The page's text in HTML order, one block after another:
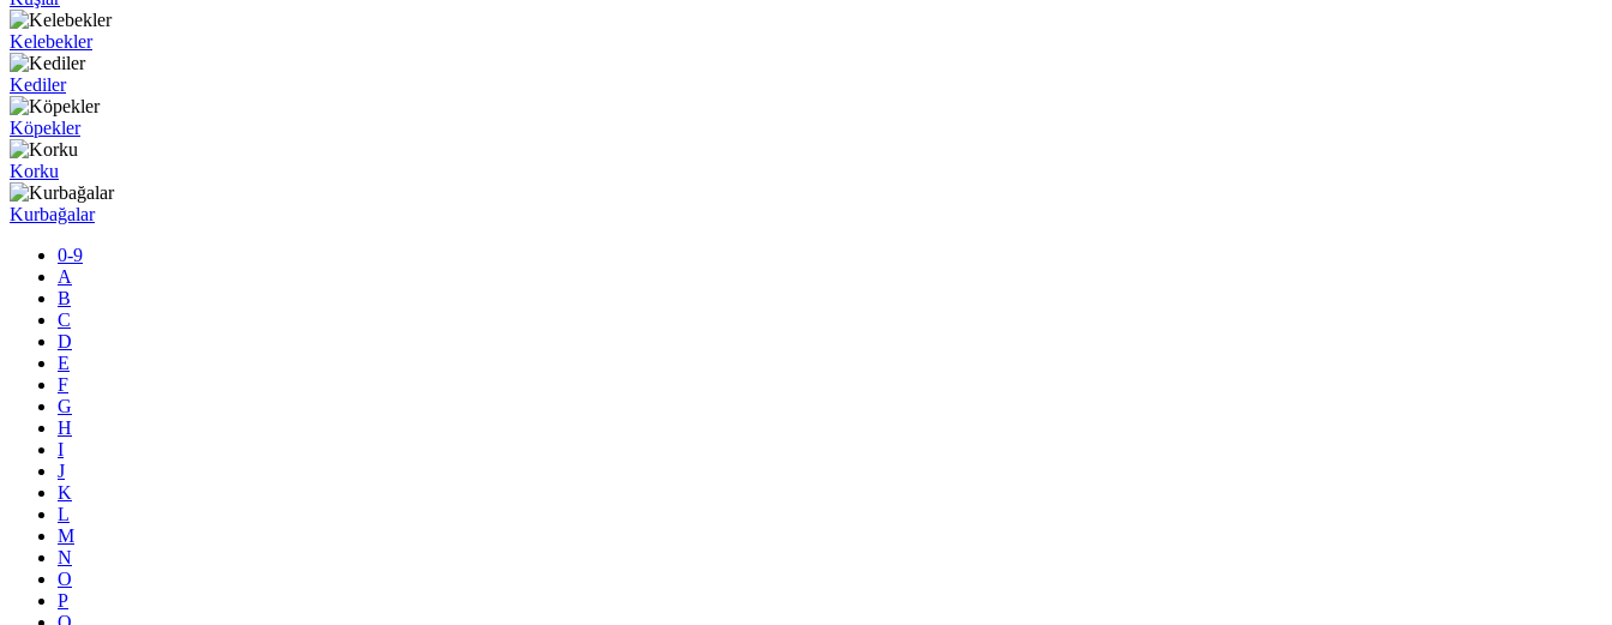
Kelebekler
Kediler
Köpekler
Korku
Kurbağalar
0-9
A
B
C
D
E
F
G
H
I
J
K
L
M
N
O
P